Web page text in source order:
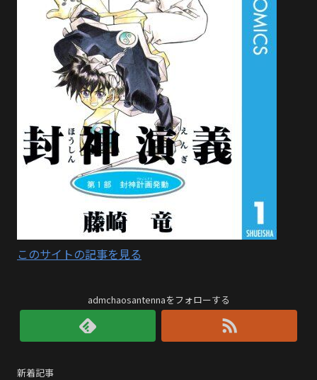
このサイトの記事を見る
admchaosantennaをフォローする
新着記事